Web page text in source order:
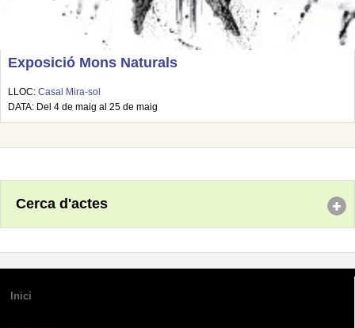
Exposició Mons Naturals
LLOC: Casal Mira-sol
DATA: Del 4 de maig al 25 de maig
Cerca d'actes
Inici